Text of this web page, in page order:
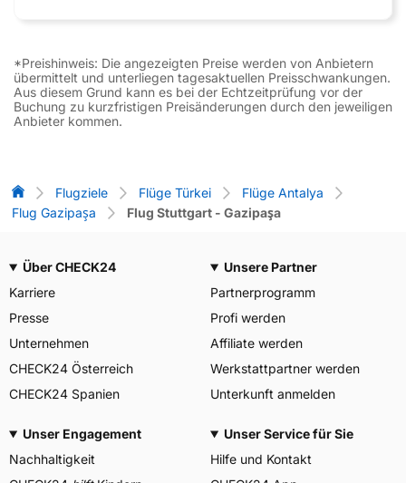
*Preishinweis: Die angezeigten Preise werden von Anbietern
übermittelt und unterliegen tagesaktuellen Preisschwankungen.
Aus diesem Grund kann es bei der Echtzeitprüfung vor der
Buchung zu kurzfristigen Preisänderungen durch den jeweiligen
Anbieter kommen.
Flug-Vergleich
Flugziele Flüge Türkei
Flüge Antalya
Flug Gazipaşa
Flug Stuttgart - Gazipaşa
Über CHECK24
Karriere
Presse
Unternehmen
CHECK24 Österreich
CHECK24 Spanien
Unsere Partner
Partnerprogramm
Profi werden
Affiliate werden
Werkstattpartner werden
Unterkunft anmelden
Unser Engagement
Nachhaltigkeit
Unser Service für Sie
Hilfe und Kontakt